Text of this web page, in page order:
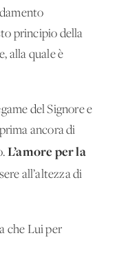
principio della
alla quale è
del Signore e
ancora di
L’amore per la
all’altezza di
che Lui per